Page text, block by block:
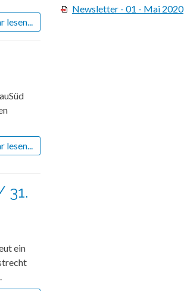
lesen...
lesen...
31.
ein
Newsletter - 01 - Mai 2020